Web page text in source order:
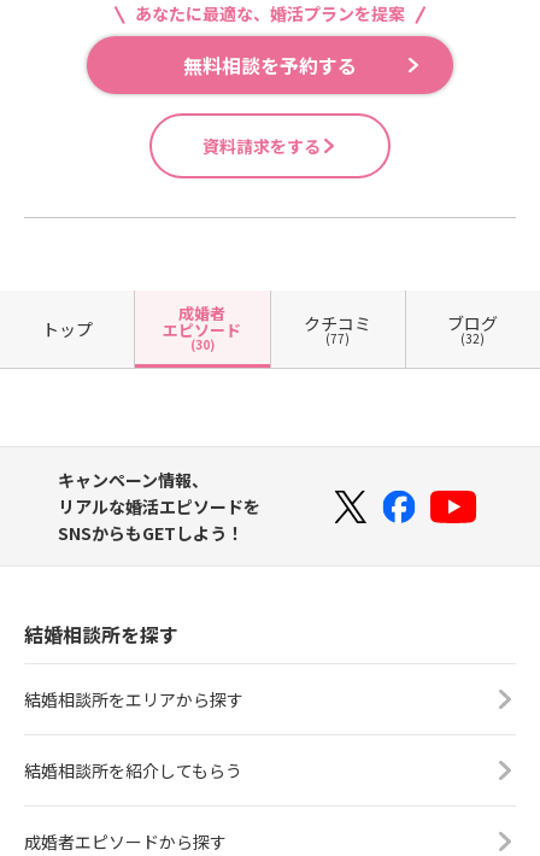
あなたに最適な、婚活プランを提案
無料相談を予約する
資料請求をする
トップ
成婚者
エピソード
(30)
クチコミ
(77)
ブログ
(32)
キャンペーン情報、
リアルな婚活エピソードを
SNSからもGETしよう！
結婚相談所を探す
結婚相談所をエリアから探す
結婚相談所を紹介してもらう
成婚者エピソードから探す